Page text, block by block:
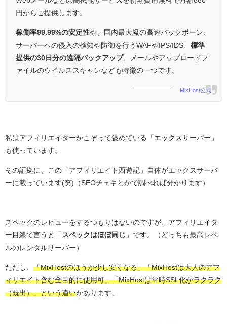
円からご提供します。
稼働率99.99%の安定性や、国内最大級の高速バックボーン、
サーバーへの侵入の検知や防御を行うWAFやIPS/IDS、 標準
提供の30日分の遠隔バックアップ、メールやアップロードフ
ァイルのウイルススキャンなども特徴の一つです。
MixHost公式
私はアフィリエイターがこぞって褒めている「エックスサーバー」
も使っています。
その証拠に、この「アフィリエイト西遊記」自体がエックスサーバ
ーに載っています(笑)（SEOチェキとかで調べれば分かります）
スペックのレビューをするつもりはないのですが、アフィリエイタ
ー目線で言うと「 スペックはほぼ同じ 」です。（どっちも最高レベ
ルのレンタルサーバー）
ただし、 「MixHostのほうが少し安くなる」「MixHostは大人のアフ
ィリエイト含む全目的に使用可」「MixHostは常時SSL化がラクラク
（既出）」という違いがあります。